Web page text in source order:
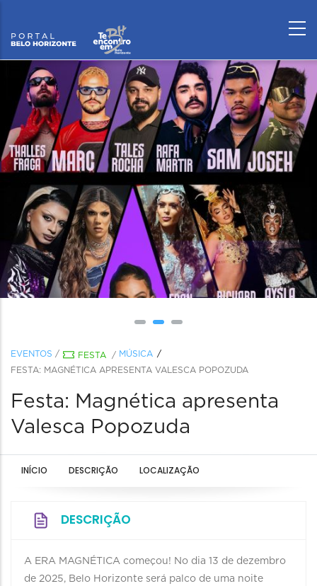
EVENTOS / FESTA / MÚSICA
FESTA: MAGNÉTICA APRESENTA VALESCA POPOZUDA
Festa: Magnética apresenta
Valesca Popozuda
INÍCIO DESCRIÇÃO LOCALIZAÇÃO
DESCRIÇÃO
A ERA MAGNÉTICA começou! No dia 13 de dezembro
de 2025, Belo Horizonte será palco de uma noite